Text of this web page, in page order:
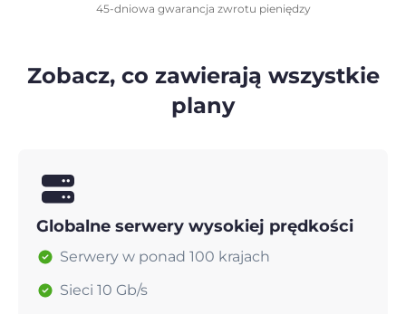
45-dniowa gwarancja zwrotu pieniędzy
Zobacz, co zawierają wszystkie
plany
Globalne serwery wysokiej prędkości
Serwery w ponad 100 krajach
Sieci 10 Gb/s